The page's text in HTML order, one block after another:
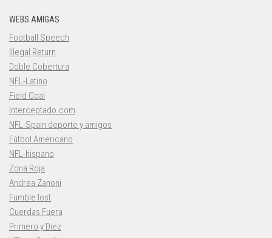
WEBS AMIGAS
Football Speech
Illegal Return
Doble Cobertura
NFL-Latino
Field Goal
Interceptado.com
NFL-Spain deporte y amigos
Fútbol Americano
NFL-hispano
Zona Roja
Andrea Zanoni
Fumble lost
Cuerdas Fuera
Primero y Diez